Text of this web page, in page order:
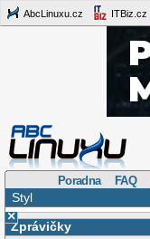
AbcLinuxu.cz ITBiz.cz
Poradna FAQ
Styl
×
Zprávičky